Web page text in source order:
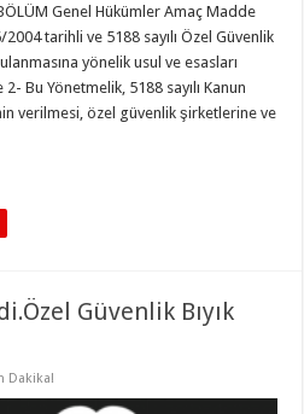
Genel Hükümler Amaç Madde
tarihli ve 5188 sayılı Özel Güvenlik
yönelik usul ve esasları
Bu Yönetmelik, 5188 sayılı Kanun
verilmesi, özel güvenlik şirketlerine ve
Güvenlik Bıyık
Dakika!